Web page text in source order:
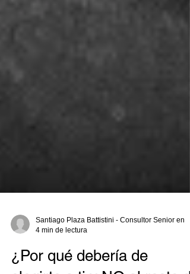
Santiago Plaza Battistini - Consultor Senior en
4 min de lectura